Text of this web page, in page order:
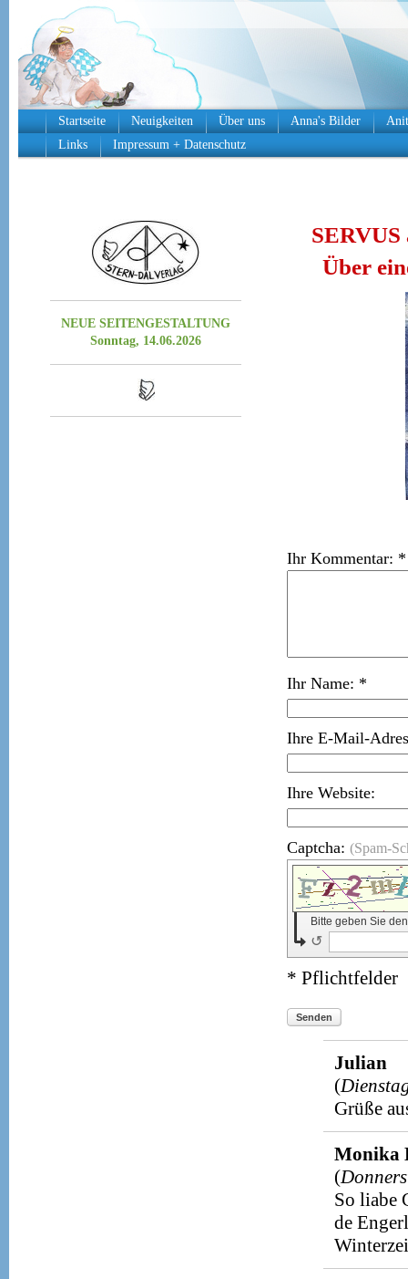
Startseite Neuigkeiten Über uns Anna's Bilder
Links
Impressum + Datenschutz
NEUE SEITENGESTALTUNG
Sonntag, 14.06.2026
Über
Ihr Kommentar: *
Ihr Name: *
Ihre E-Mail-
Ihre Website:
Captcha: (Spam-
Bitte geben Sie
↺
* Pflichtfelder
Senden
Julian
(
Grüße
Monika
(
So liabe
de